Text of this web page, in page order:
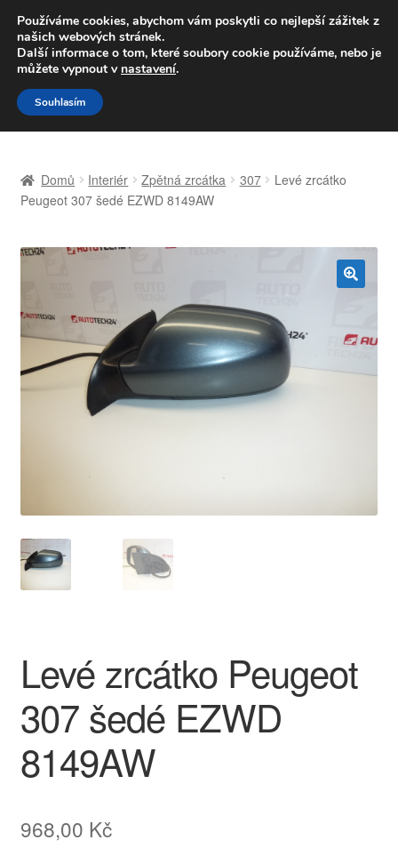
DOPRAVA od 139,-Kč
Volejte po-pá 9-16 704 494 494
Přeskočit
na
navigaci
Přejít
k
obsahu
Celosvětová doprava
Košík
Můj účet
Obchodní podmínky
Platby
Reklamace
Reklamační řád
Vrakoviště Citroën
Domů Interiér Zpětná zrcátka 307
Levé zrcátko
Peugeot 307 šedé EZWD 8149AW
Levé zrcátko Peugeot
307 šedé EZWD
8149AW
968,00 Kč
Používáme cookies, abychom vám poskytli co nejlepší zážitek z
našich webových stránek.
Další informace o tom, které soubory cookie používáme, nebo je
můžete vypnout v nastavení.
Souhlasím